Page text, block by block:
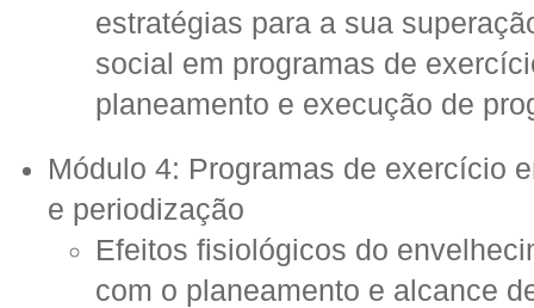
estratégias para a sua
social em programas de
planeamento e execução de
Módulo 4: Programas de exercício
e periodização
Efeitos fisiológicos do
com o planeamento e alcance